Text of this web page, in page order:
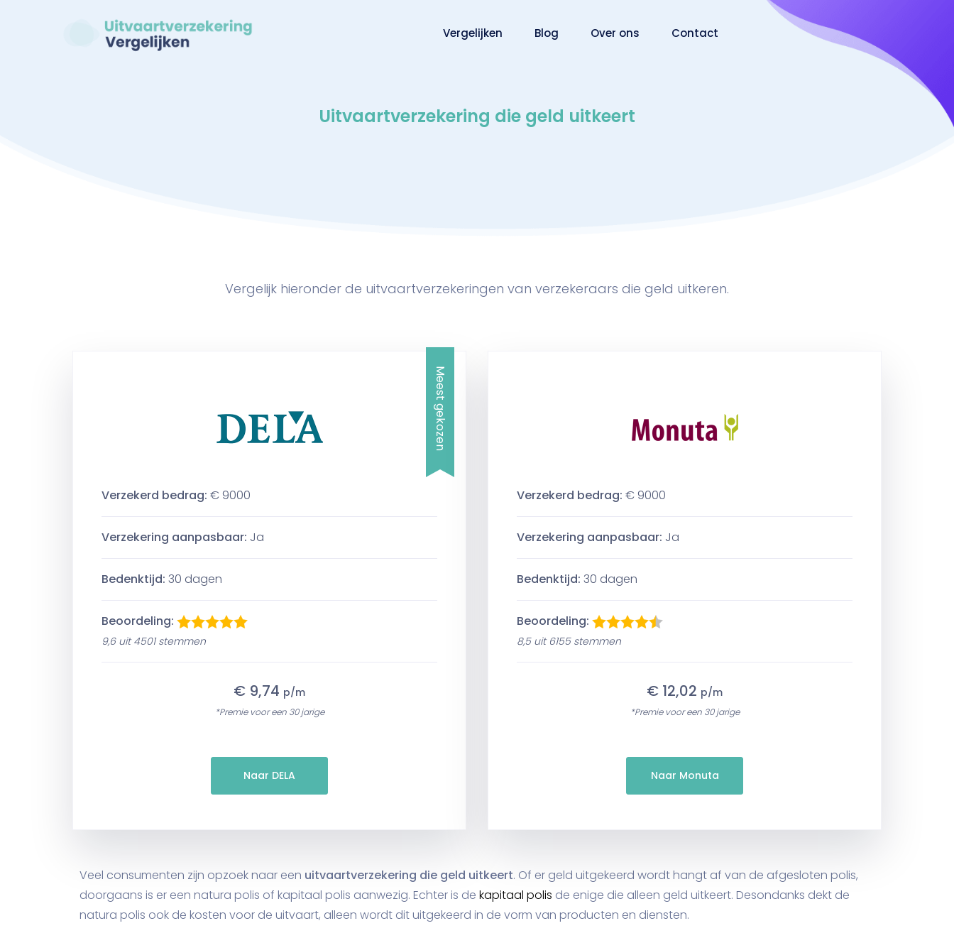
Vergelijken Blog Over ons Contact
Uitvaartverzekering die geld uitkeert
Vergelijk hieronder de uitvaartverzekeringen van verzekeraars die geld uitkeren.
Meest gekozen
Verzekerd bedrag: € 9000
Verzekering aanpasbaar: Ja
Bedenktijd: 30 dagen
Beoordeling:
9,6 uit 4501 stemmen
€ 9,74 p/m
*Premie voor een 30 jarige
Naar DELA
Verzekerd bedrag: € 9000
Verzekering aanpasbaar: Ja
Bedenktijd: 30 dagen
Beoordeling:
8,5 uit 6155 stemmen
€ 12,02 p/m
*Premie voor een 30 jarige
Naar Monuta
Veel consumenten zijn opzoek naar een uitvaartverzekering die geld uitkeert. Of er geld uitgekeerd wordt hangt af van de afgesloten polis,
doorgaans is er een natura polis of kapitaal polis aanwezig. Echter is de kapitaal polis de enige die alleen geld uitkeert. Desondanks dekt de
natura polis ook de kosten voor de uitvaart, alleen wordt dit uitgekeerd in de vorm van producten en diensten.